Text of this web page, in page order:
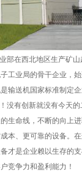
部在西北地区生产矿
工业局的骨干企业，
输送机国家标准制定企
没有创新就没有今天
生命线，不断的向上
本、更可靠的设备。
才是企业赖以生存的
竞争力和盈利能力！